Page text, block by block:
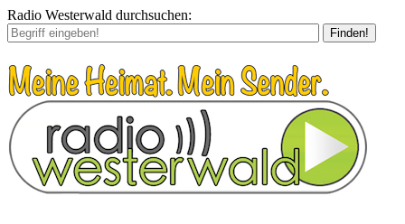
Radio Westerwald durchsuchen:
Finden!